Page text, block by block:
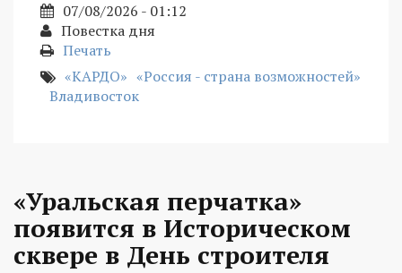
07/08/2026 - 01:12
Повестка дня
Печать
«КАРДО» «Россия - страна возможностей»
Владивосток
«Уральская перчатка»
появится в Историческом
сквере в День строителя